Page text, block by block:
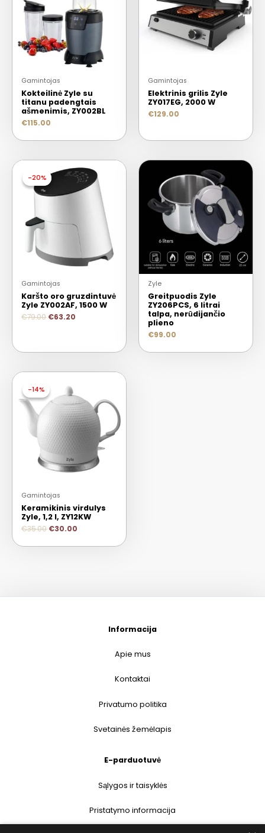
Gamintojas
Kokteilinė Zyle su
titanu padengtais
ašmenimis, ZY002BL
€115.00
Gamintojas
Elektrinis grilis Zyle
ZY017EG, 2000 W
€129.00
-20%
-20%
Gamintojas
Karšto oro gruzdintuvė
Zyle ZY002AF, 1500 W
€79.00 €63.20
Zyle
Greitpuodis Zyle
ZY206PCS, 6 litrai
talpa, nerūdijančio
plieno
€99.00
-14%
-14%
Gamintojas
Keramikinis virdulys
Zyle, 1,2 l, ZY12KW
€35.00 €30.00
Informacija
Apie mus
Kontaktai
Privatumo politika
Svetainės žemėlapis
E-parduotuvė
Sąlygos ir taisyklės
Pristatymo informacija